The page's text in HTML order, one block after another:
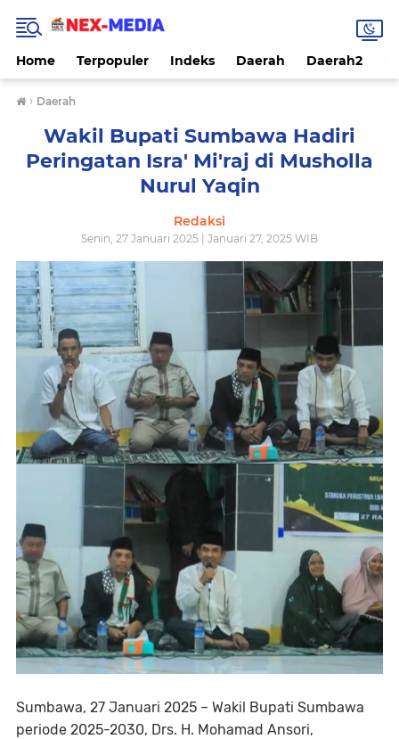
Home Terpopuler Indeks Daerah Daerah2
› Daerah
Wakil Bupati Sumbawa Hadiri
Peringatan Isra' Mi'raj di Musholla
Nurul Yaqin
Redaksi
Senin, 27 Januari 2025 | Januari 27, 2025 WIB
Sumbawa, 27 Januari 2025 – Wakil Bupati Sumbawa
periode 2025-2030, Drs. H. Mohamad Ansori,